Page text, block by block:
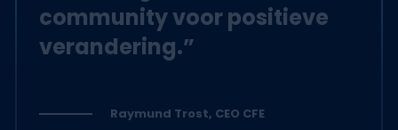
community voor positieve
verandering.”
Raymund Trost, CEO CFE